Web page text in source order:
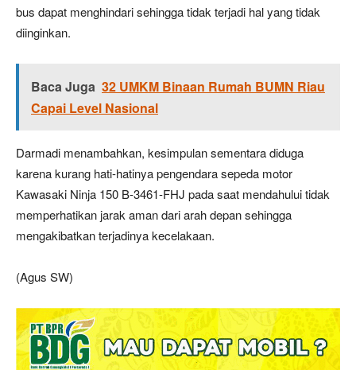
bus dapat menghindari sehingga tidak terjadi hal yang tidak
diinginkan.
Baca Juga 32 UMKM Binaan Rumah BUMN Riau
Capai Level Nasional
Darmadi menambahkan, kesimpulan sementara diduga
karena kurang hati-hatinya pengendara sepeda motor
Kawasaki Ninja 150 B-3461-FHJ pada saat mendahului tidak
memperhatikan jarak aman dari arah depan sehingga
mengakibatkan terjadinya kecelakaan.
(Agus SW)